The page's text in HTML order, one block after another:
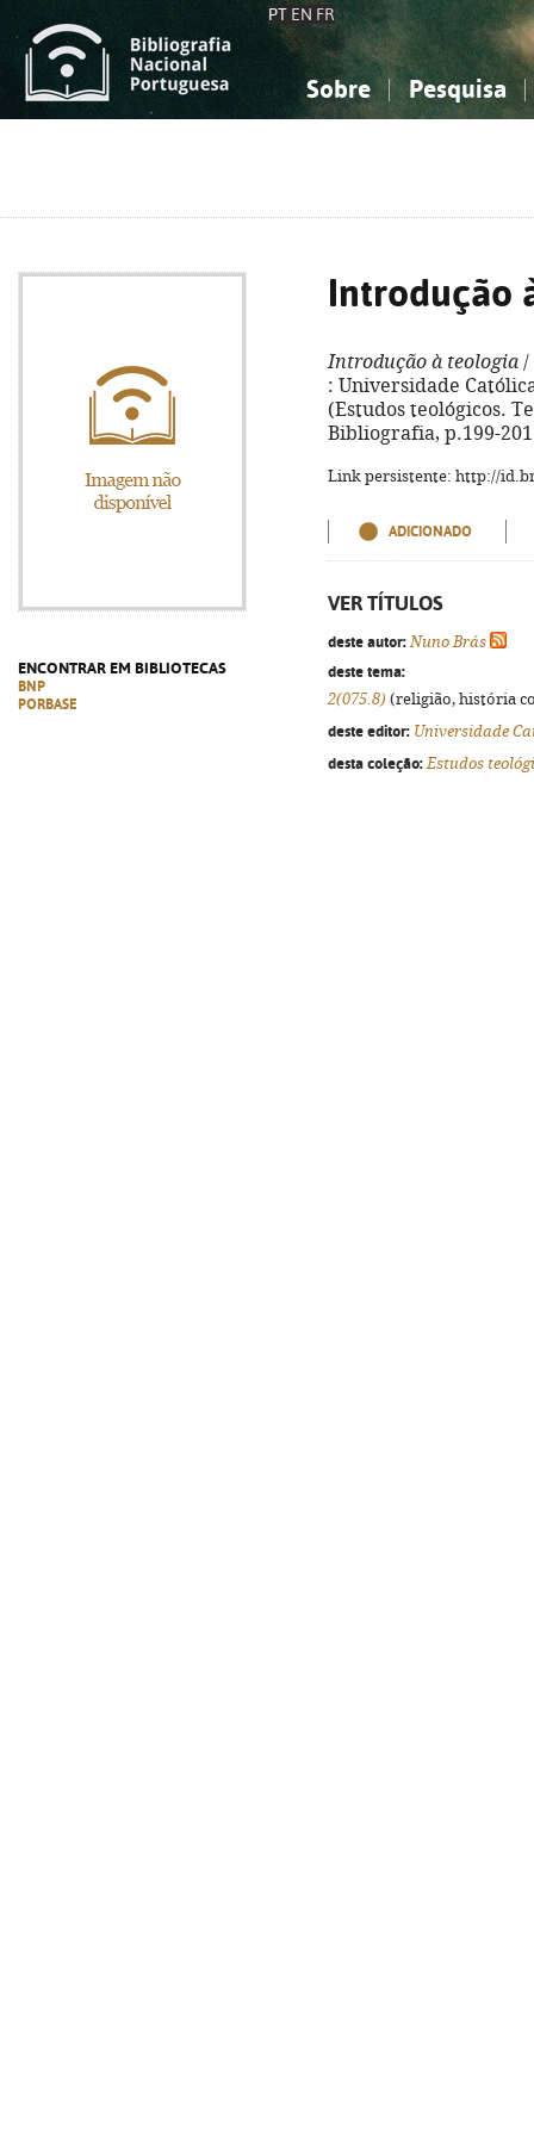
PT EN FR
Sobre Pesquisa
ENCONTRAR EM BIBLIOTECAS
BNP
PORBASE
Introdução
Introdução à teologia /
: Universidade
(Estudos teológicos.
Bibliografia, p.199-
Link persistente: http://
ADICIONADO
VER TÍTULOS
deste autor: Nuno Brás
deste tema:
2(075.8) (religião, história
deste editor: Universidade
desta coleção: Estudos